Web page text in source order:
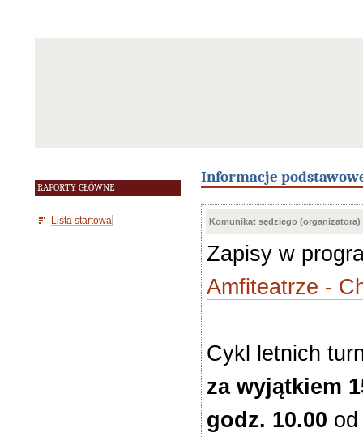
RAPORTY GŁÓWNE
Lista startowa
Informacje
Komunikat sędziego (organizatora)
Zapisy w
Amfiteatrze -
Cykl letnich
za wyjątkiem
godz. 10.00